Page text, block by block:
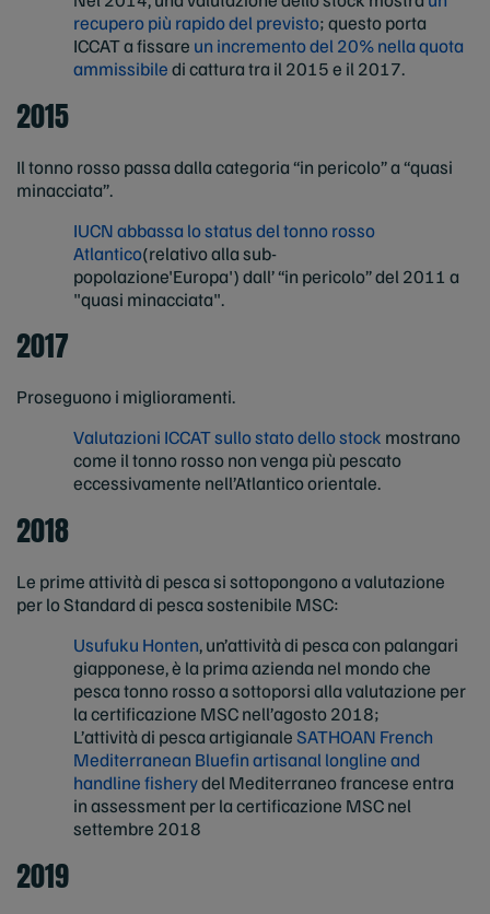
recupero più rapido del previsto; questo porta
ICCAT a fissare un incremento del 20% nella quota
ammissibiledi cattura tra il 2015 e il 2017.
2015
Il tonno rosso passa dalla categoria “in pericolo” a “quasi
minacciata”.
IUCN abbassa lo status del tonno rosso
Atlantico(relativo alla sub-
popolazione'Europa') dall’ “in pericolo” del 2011 a
"quasi minacciata".
2017
Proseguono i miglioramenti.
Valutazioni ICCAT sullo stato dello stock mostrano
come il tonno rosso non venga più pescato
eccessivamente nell’Atlantico orientale.
2018
Le prime attività di pesca si sottopongono a valutazione
per lo Standard di pesca sostenibile MSC:
Usufuku Honten, un’attività di pesca con palangari
giapponese, è la prima azienda nel mondo che
pesca tonno rosso a sottoporsi alla valutazione per
la certificazione MSC nell’agosto 2018;
L’attività di pesca artigianaleSATHOAN French
Mediterranean Bluefin artisanal longline and
handline fisherydel Mediterraneo francese entra
in assessment per la certificazione MSC nel
settembre 2018
2019